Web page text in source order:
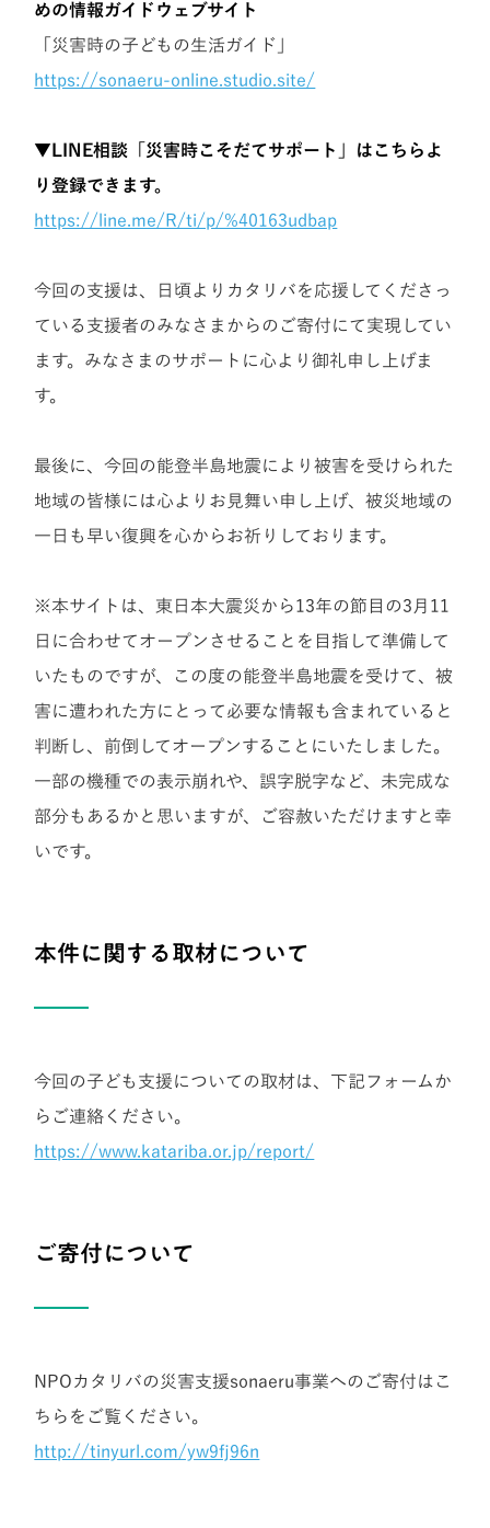
めの情報ガイドウェブサイト
「災害時の子どもの生活ガイド」
https://sonaeru-online.studio.site/
▼LINE相談「災害時こそだてサポート」はこちらよ
り登録できます。
https://line.me/R/ti/p/%40163udbap
今回の支援は、日頃よりカタリバを応援してくださっ
ている支援者のみなさまからのご寄付にて実現してい
ます。みなさまのサポートに心より御礼申し上げま
す。
最後に、今回の能登半島地震により被害を受けられた
地域の皆様には心よりお見舞い申し上げ、被災地域の
一日も早い復興を心からお祈りしております。
※本サイトは、東日本大震災から13年の節目の3月11
日に合わせてオープンさせることを目指して準備して
いたものですが、この度の能登半島地震を受けて、被
害に遭われた方にとって必要な情報も含まれていると
判断し、前倒してオープンすることにいたしました。
一部の機種での表示崩れや、誤字脱字など、未完成な
部分もあるかと思いますが、ご容赦いただけますと幸
いです。
本件に関する取材について
今回の子ども支援についての取材は、下記フォームか
らご連絡ください。
https://www.katariba.or.jp/report/
ご寄付について
NPOカタリバの災害支援sonaeru事業へのご寄付はこ
ちらをご覧ください。
http://tinyurl.com/yw9fj96n